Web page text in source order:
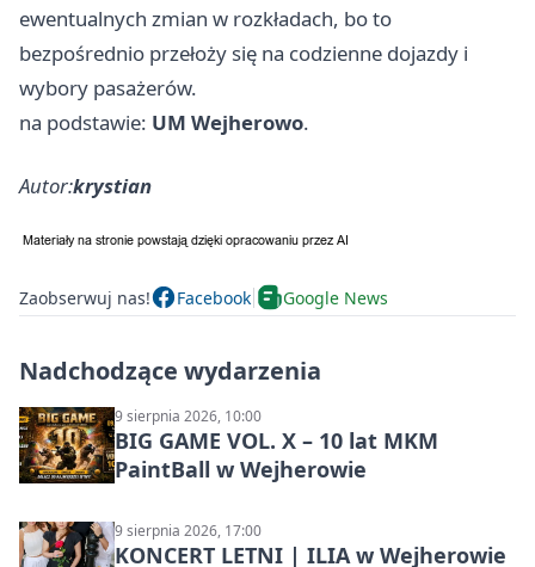
ewentualnych zmian w rozkładach, bo to
bezpośrednio przełoży się na codzienne dojazdy i
wybory pasażerów.
na podstawie: UM Wejherowo.
Autor:krystian
Zaobserwuj nas! Facebook Google News
Nadchodzące wydarzenia
9 sierpnia 2026, 10:00
BIG GAME VOL. X – 10 lat MKM
PaintBall w Wejherowie
9 sierpnia 2026, 17:00
KONCERT LETNI | ILIA w Wejherowie